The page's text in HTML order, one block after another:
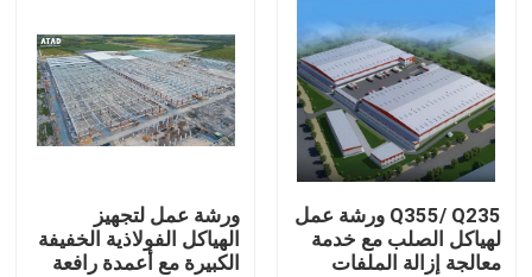
Q355/ Q235 ورشة عمل
لهياكل الصلب مع خدمة
معالجة إزالة الملفات
ورشة عمل لتجهيز
الهياكل الفولاذية الخفيفة
الكبيرة مع أعمدة رافعة